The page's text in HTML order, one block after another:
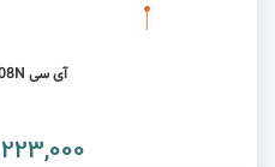
آی سی SN74LS08N
223,000 تومان